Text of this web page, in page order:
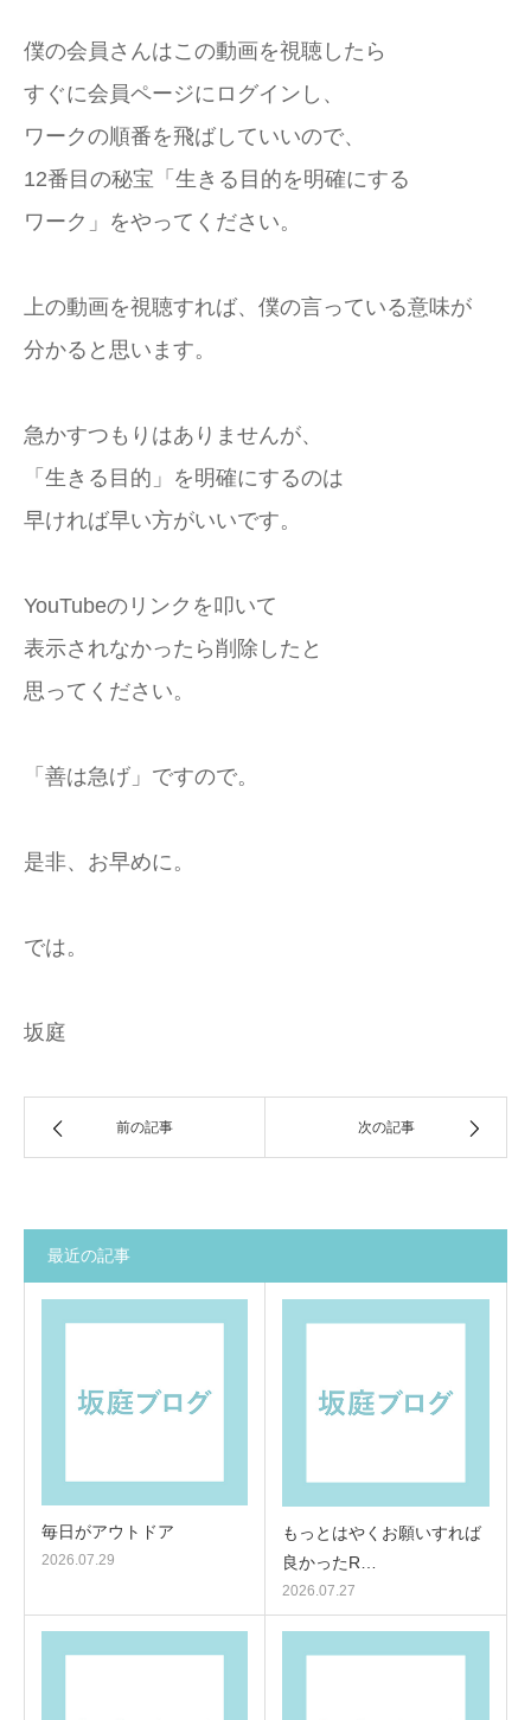
僕の会員さんはこの動画を視聴したら
すぐに会員ページにログインし、
ワークの順番を飛ばしていいので、
12番目の秘宝「生きる目的を明確にする
ワーク」をやってください。
上の動画を視聴すれば、僕の言っている意味が
分かると思います。
急かすつもりはありませんが、
「生きる目的」を明確にするのは
早ければ早い方がいいです。
YouTubeのリンクを叩いて
表示されなかったら削除したと
思ってください。
「善は急げ」ですので。
是非、お早めに。
では。
坂庭
前の記事 次の記事
最近の記事
毎日がアウトドア
2026.07.29
もっとはやくお願いすれば
良かったR…
2026.07.27